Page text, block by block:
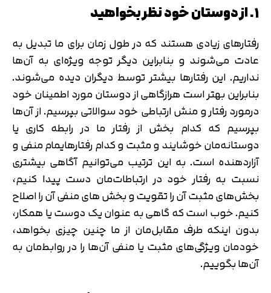
۱. از دوستان خود نظر بخواهید
رفتارهای زیادی هستند که در طول زمان برای ما تبدیل به
عادت می‌شوند و بنابراین دیگر توجه ویژه‌ای به آن‌ها
نداریم. این رفتارها بیشتر توسط دیگران دیده می‌شوند.
بنابراین بهتر است هرازگاهی از دوستان مورد اطمینان خود
درمورد رفتار و منش ارتباطی خود سوالاتی بپرسیم. از آن‌ها
بپرسیم که کدام بخش از رفتار ما در رابطه کاری یا
دوستانه‌مان خوشایند و مثبت و کدام رفتارهایمام منفی و
آزاردهنده است. به این ترتیب می‌توانیم آگاهی بیشتری
نسبت به رفتار خود در ارتباطات‌مان دست پیدا کنیم،
بخش‌های مثبت آن را تقویت و بخش های منفی آن را اصلاح
کنیم. خوب است که گاهی به عنوان یک دوست یا همکار،
بدون اینکه طرف مقابل‌مان از ما چنین چیزی بخواهد،
خودمان ویژگی‌های مثبت یا منفی آن‌ها را در روابط‌مان به
آن‌ها بگوییم.